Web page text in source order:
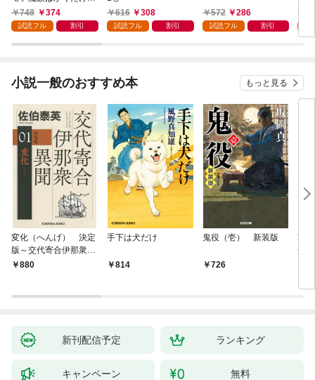
ど、ホワイトな職場で
す〜 1巻
748 374
試読フル 割引
616
308
試読フル 割引
572 286
試読フル 割引
小説一般のおすすめ本 もっと見る
変化（へんげ） 決定
版～交代寄合伊那衆異
聞（1）～
880
手下は犬だけ
814
鬼役（壱） 新装版
726
南
舟
新刊配信予定 ランキング
キャンペーン 無料